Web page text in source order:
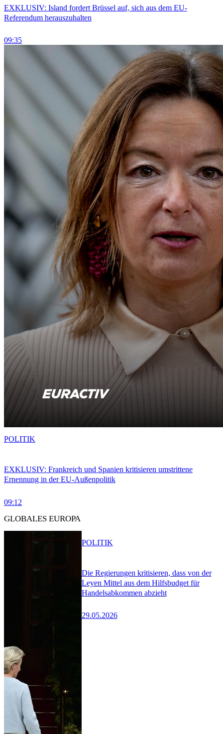
EXKLUSIV: Island fordert Brüssel auf, sich aus dem EU-
Referendum herauszuhalten
09:35
EXKLUSIV: Frankreich und Spanien kritisieren umstrittene
Ernennung in der EU-Außenpolitik
09:12
POLITIK
GLOBALES EUROPA
Die Regierungen kritisieren, dass von der
Leyen Mittel aus dem Hilfsbudget für
Handelsabkommen abzieht
29.05.2026
POLITIK